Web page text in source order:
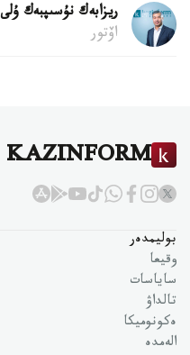
ريزابەك نۇسىپبەك ۇلى
اۆتور
KAZINFORM
بوليمدەر
وقيعا
ساياسات
تالداۋ
ەكونوميكا
الەمدە